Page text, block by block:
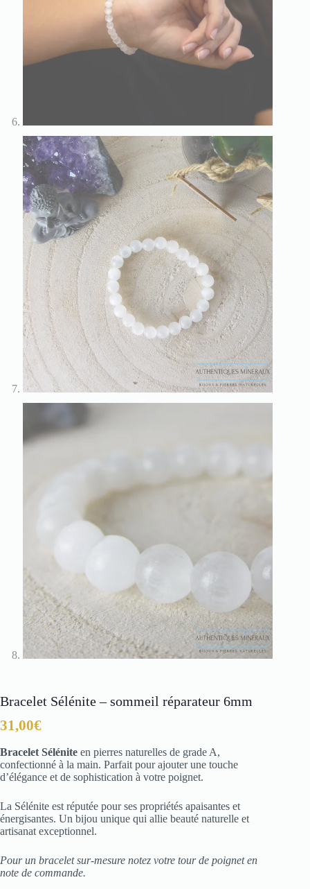
Bracelet Sélénite – sommeil réparateur 6mm
31,00€
Bracelet Sélénite en pierres naturelles de grade A,
confectionné à la main. Parfait pour ajouter une touche
d’élégance et de sophistication à votre poignet.
La Sélénite est réputée pour ses propriétés apaisantes et
énergisantes. Un bijou unique qui allie beauté naturelle et
artisanat exceptionnel.
Pour un bracelet sur-mesure notez votre tour de poignet en
note de commande.